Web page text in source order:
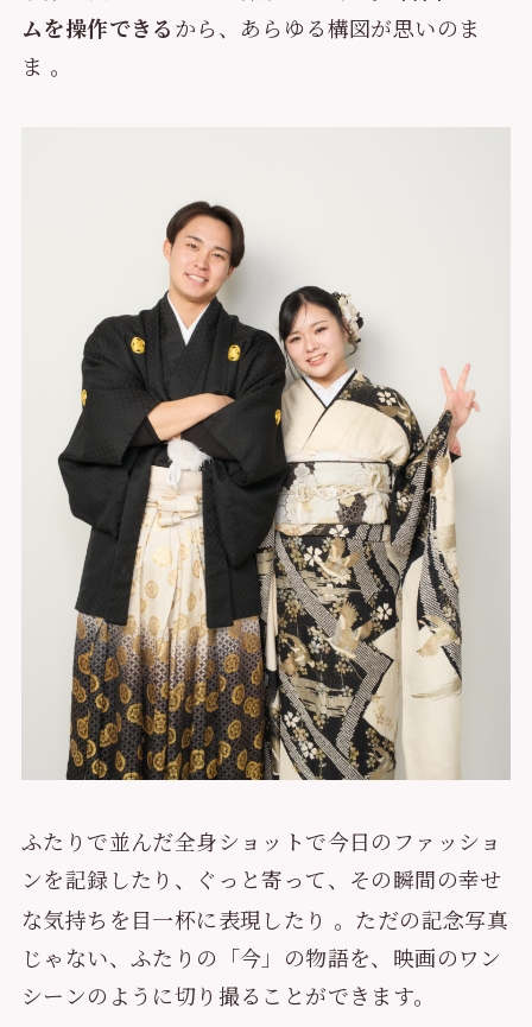
ムを操作できるから、あらゆる構図が思いのま
ま 。
ふたりで並んだ全身ショットで今日のファッショ
ンを記録したり、ぐっと寄って、その瞬間の幸せ
な気持ちを目一杯に表現したり 。ただの記念写真
じゃない、ふたりの「今」の物語を、映画のワン
シーンのように切り撮ることができます。